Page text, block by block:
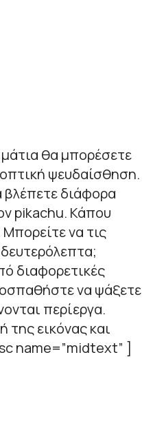
θα μπορέσετε
ψευδαίσθηση.
διάφορα
pikachu. Κάπου
να τις
διαφορετικές
να ψάξετε
περίεργα.
εικόνας και
name=”midtext” ]